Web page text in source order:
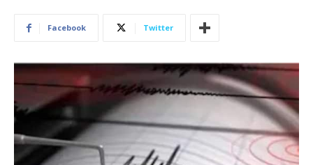
Facebook Twitter